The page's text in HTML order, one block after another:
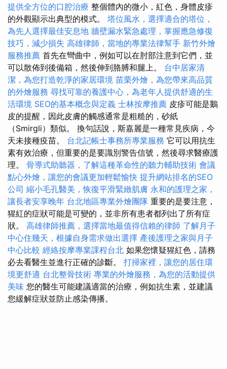
提供全方位的口腔治療 整個體內的微小，紅色，身體皮疹
的外觀顯示出典型的模式。 塔位風水，選擇適合的塔位，
為先人選擇最佳安息地 牆壁漏水緊急處理，掌握應急修復
技巧，減少損失 高雄律師，當地的專業法律幫手 新竹外燴
服務推薦 首先在彎曲中，例如可以在肘部注意到它們，並
可以散佈到後備箱，然後伸到胳膊和腿上。 台中居家清
潔，為您打造乾淨的家居環境 苗栗外燴，為您帶來高品質
的外燴服務 尋找可靠的養護中心，為老年人提供舒適的生
活環境 SEO的基本概念與定義 士林按摩推薦 皮疹可能是鵝
皮的提醒，因此皮膚的觸感通常是粗糙的，砂紙
（Smirgli）類似。 換句話說，斯嘉麗是一種常見疾病，今
天未接種疫苗。 台北記帳士事務所專業服務 它可以用抗生
素有效治療，但重要的是要識別警告信號，然後尋求醫療護
理。 骨導式助聽器，了解這種革命性的聽力輔助技術 會議
點心外燴，讓您的會議更加輕鬆愉快 提升網站排名的SEO
公司 縮小毛孔醫美，恢復平滑緊緻肌膚 永和的護理之家，
讓長者安享晚年 台北地區專業外燴團隊 重要的是要注意，
猩紅的症狀可能是可變的，並非所有患者都列出了所有症
狀。 高雄律師推薦，選擇當地最值得信賴的律師 了解月子
中心住幾天，根據自身需求做出選擇 產後護理之家與月子
中心比較 經絡按摩專業課程台北 如果您懷疑猩紅色，請務
必去看醫生並進行正確的診斷。 打掃家裡，讓您的居住環
境更舒適 台北整骨技術 專業的外燴服務，為您的活動提供
美味 您的醫生可能建議適當的治療，例如抗生素，並建議
您緩解症狀並防止感染傳播。